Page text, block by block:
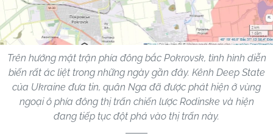
Trên hướng mặt trận phía đông bắc Pokrovsk, tình hình diễn
biến rất ác liệt trong những ngày gần đây. Kênh Deep State
của Ukraine đưa tin, quân Nga đã được phát hiện ở vùng
ngoại ô phía đông thị trấn chiến lược Rodinske và hiện
đang tiếp tục đột phá vào thị trấn này.